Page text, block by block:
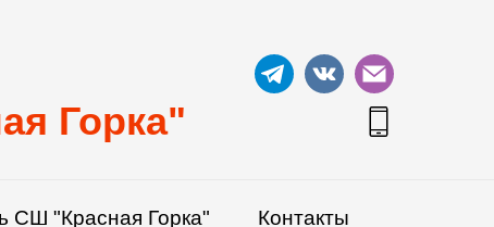
Горка"
СШ "Красная Горка" Контакты